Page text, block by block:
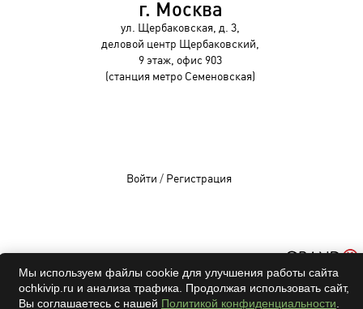
г. Москва
ул. Щербаковская, д. 3,
деловой центр Щербаковский,
9 этаж, офис 903
(станция метро Семеновская)
Войти / Регистрация
Все права защищены
Мы используем файлы cookie для улучшения работы сайта
ochkivip.ru и анализа трафика. Продолжая использовать сайт,
Вы соглашаетесь с нашей Политикой конфиденциальности